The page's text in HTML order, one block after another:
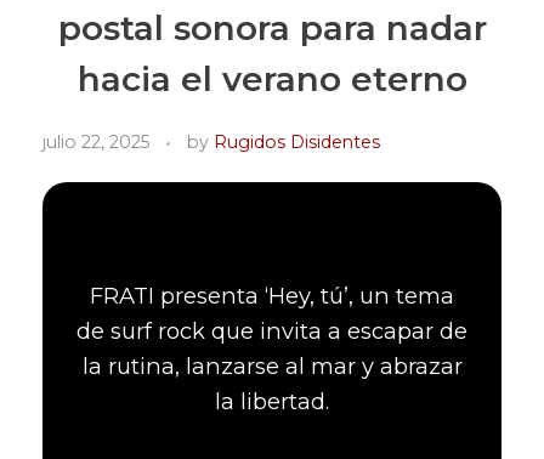
postal sonora para nadar
hacia el verano eterno
julio 22, 2025 by Rugidos Disidentes
FRATI presenta ‘Hey, tú’, un tema
de surf rock que invita a escapar de
la rutina, lanzarse al mar y abrazar
la libertad.